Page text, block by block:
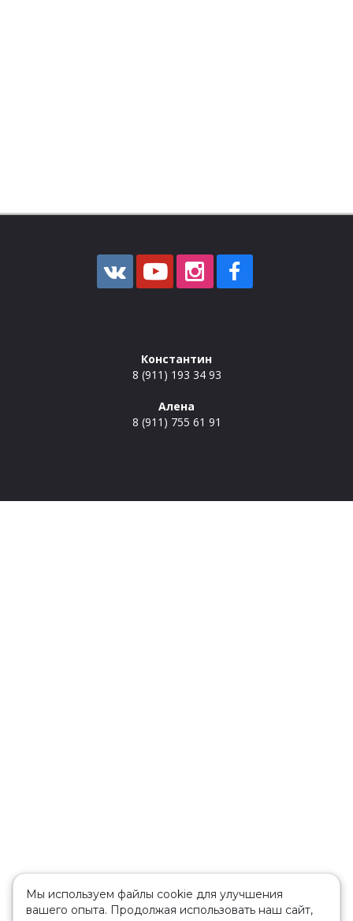
Константин
8 (911) 193 34 93
Алена
8 (911) 755 61 91
Мы используем файлы cookie для улучшения
вашего опыта. Продолжая использовать наш сайт,